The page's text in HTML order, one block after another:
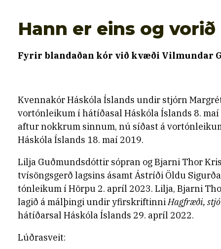
Hann er eins og vorið
Fyrir blandaðan kór við kvæði Vilmundar
Kvennakór Háskóla Íslands undir stjórn
vortónleikum í hátíðasal Háskóla Íslands 8.
aftur nokkrum sinnum, nú síðast á
Háskóla Íslands 18. maí 2019.
Lilja Guðmundsdóttir sópran og Bjarni Thor
tvísöngsgerð lagsins ásamt Ástríði Öldu
tónleikum í Hörpu 2. apríl 2023. Lilja, Bjarni
lagið á málþingi undir yfirskriftinniHagfræði,
hátíðarsal Háskóla Íslands 29. apríl 2022.
Lúðrasveit: